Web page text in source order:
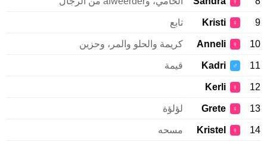
9
♀
Kristi تابع
10
♀
Anneli كريمة والحلو والمر، وحزين
11
♂
Kadri قيمة
12
♀
Kerli
13
♀
Grete لؤلؤة
14
♀
Kristel مسحه